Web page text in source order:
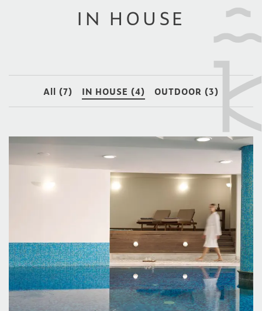
IN HOUSE
All (7) IN HOUSE (4) OUTDOOR (3)